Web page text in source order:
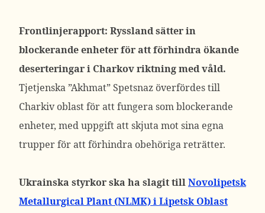
Frontlinjerapport: Ryssland sätter in
blockerande enheter för att förhindra ökande
deserteringar i Charkov riktning med våld.
Tjetjenska ”Akhmat” Spetsnaz överfördes till
Charkiv oblast för att fungera som blockerande
enheter, med uppgift att skjuta mot sina egna
trupper för att förhindra obehöriga reträtter.
Ukrainska styrkor ska ha slagit tillNovolipetsk
Metallurgical Plant (NLMK) i Lipetsk Oblast